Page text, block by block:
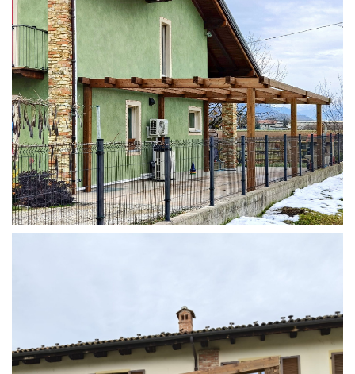
STRUTTURA ADDOSSATA IN LAMELLARE SU MISURA